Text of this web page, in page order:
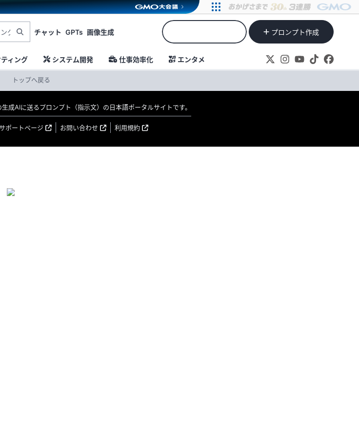
チャット GPTs 画像生成 プロンプト作成
ィング システム開発 仕事効率化 エンタメ
トップへ戻る
成AIに送るプロンプト（指示文）の日本語ポータルサイトです。
ポートページ お問い合わせ 利用規約